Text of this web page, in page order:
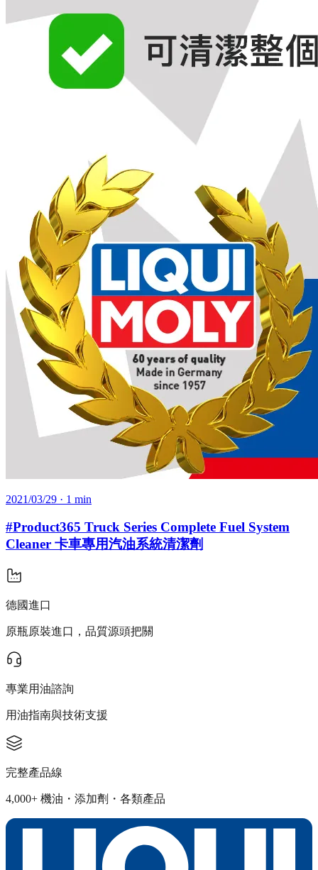
2021/03/29 · 1 min
#Product365 Truck Series Complete Fuel System
Cleaner 卡車專用汽油系統清潔劑
德國進口
原瓶原裝進口，品質源頭把關
專業用油諮詢
用油指南與技術支援
完整產品線
4,000+ 機油・添加劑・各類產品